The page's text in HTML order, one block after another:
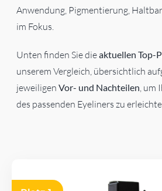
Anwendung, Pigmentierung,
im Fokus.
Unten finden Sie dieaktuellen Top-
unserem Vergleich, übersichtlich
jeweiligen Vor- und Nachteilen ,
des passenden Eyeliners zu